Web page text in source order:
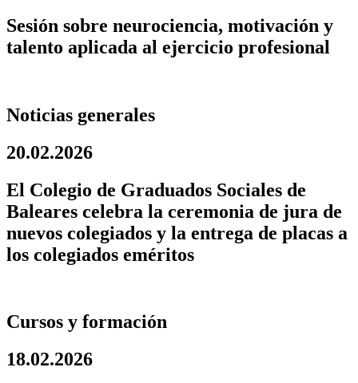
Sesión sobre neurociencia, motivación y
talento aplicada al ejercicio profesional
Noticias generales
20.02.2026
El Colegio de Graduados Sociales de
Baleares celebra la ceremonia de jura de
nuevos colegiados y la entrega de placas a
los colegiados eméritos
Cursos y formación
18.02.2026